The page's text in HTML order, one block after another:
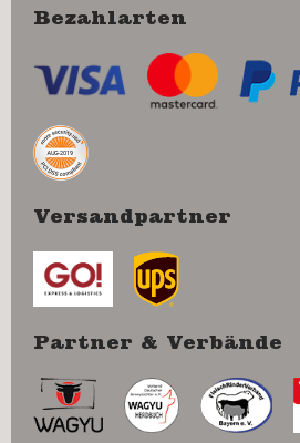
Bezahlarten
Versandpartner
Partner & Verbände